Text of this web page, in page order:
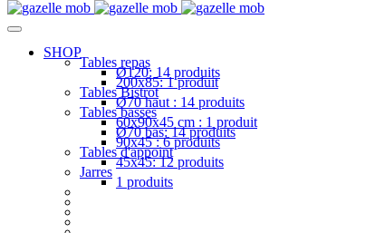
SHOP
Tables repas
Ø120: 14 produits
200x85: 1 produit
Tables Bistrot
Ø70 haut : 14 produits
Tables basses
60x90x45 cm : 1 produit
Ø70 bas: 14 produits
90x45 : 6 produits
Tables d'appoint
45x45: 12 produits
Jarres
1 produits